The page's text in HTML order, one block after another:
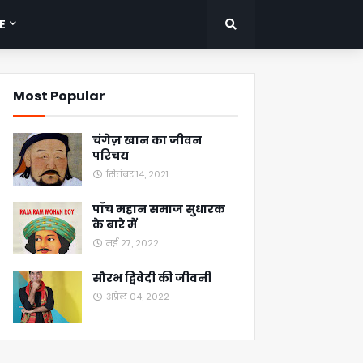
Most Popular
चंगेज़ खान का जीवन
परिचय
सितंबर 14, 2021
पाँच महान समाज सुधारक
के बारे में
मई 27, 2022
सौरभ द्विवेदी की जीवनी
अप्रैल 04, 2022